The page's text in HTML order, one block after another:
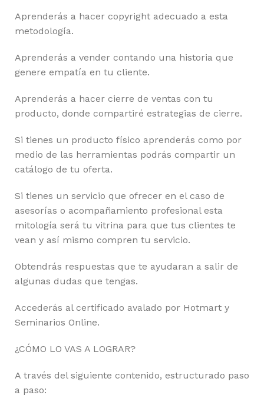
Aprenderás a hacer copyright adecuado a esta
metodología.
Aprenderás a vender contando una historia que
genere empatía en tu cliente.
Aprenderás a hacer cierre de ventas con tu
producto, donde compartiré estrategias de cierre.
Si tienes un producto físico aprenderás como por
medio de las herramientas podrás compartir un
catálogo de tu oferta.
Si tienes un servicio que ofrecer en el caso de
asesorías o acompañamiento profesional esta
mitología será tu vitrina para que tus clientes te
vean y así mismo compren tu servicio.
Obtendrás respuestas que te ayudaran a salir de
algunas dudas que tengas.
Accederás al certificado avalado por Hotmart y
Seminarios Online.
¿CÓMO LO VAS A LOGRAR?
A través del siguiente contenido, estructurado paso
a paso: